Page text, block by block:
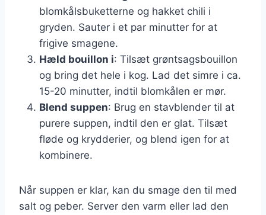
blomkålsbuketterne og hakket chili i
gryden. Sauter i et par minutter for at
frigive smagene.
Hæld bouillon i: Tilsæt grøntsagsbouillon
og bring det hele i kog. Lad det simre i ca.
15-20 minutter, indtil blomkålen er mør.
Blend suppen: Brug en stavblender til at
purere suppen, indtil den er glat. Tilsæt
fløde og krydderier, og blend igen for at
kombinere.
Når suppen er klar, kan du smage den til med
salt og peber. Server den varm eller lad den